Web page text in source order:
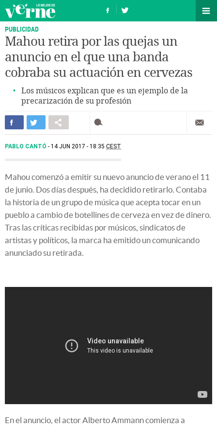
PUBLICIDAD
Mahou retira por las quejas un
anuncio en el que una banda
cobraba su actuación en cervezas
Los músicos explican que es un ejemplo de la
precarización de su profesión
PABLO CANTÓ 14 JUN 2017 - 18:35 CEST
Mahou comenzó a emitir su nuevo anuncio de verano el 11
de junio. Dos días después, ha decidido retirarlo. Contaba
la historia de un grupo de música que acepta tocar en un
pueblo a cambio de botellines de cerveza en vez de dinero.
Tras las críticas recibidas por músicos, sindicatos de
artistas y políticos, la marca ha emitido un comunicando
anunciado su retirada.
En el anuncio, el actor Alberto Ammann comienza a